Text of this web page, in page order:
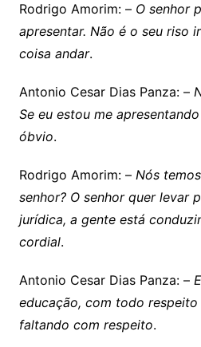
Rodrigo Amorim: – O senhor
apresentar. Não é o seu riso
coisa andar.
Antonio Cesar Dias Panza: –
Se eu estou me
óbvio.
Rodrigo Amorim: – Nós
senhor? O senhor quer levar
jurídica, a gente está
cordial.
Antonio Cesar Dias Panza: –
educação, com todo respeito
faltando com respeito.